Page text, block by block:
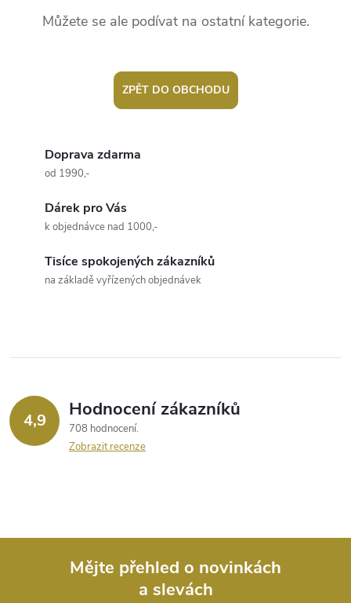
Můžete se ale podívat na ostatní kategorie.
ZPĚT DO OBCHODU
Doprava zdarma
od 1990,-
Dárek pro Vás
k objednávce nad 1000,-
Tisíce spokojených zákazníků
na základě vyřízených objednávek
4,9 Hodnocení zákazníků
708 hodnocení
Zobrazit recenze
Mějte přehled o novinkách
a slevách